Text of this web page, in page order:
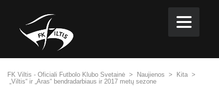
FK Viltis - Oficiali Futbolo Klubo Svetainė > Naujienos > Kita >
„Viltis“ ir „Aras“ bendradarbiaus ir 2017 metų sezone